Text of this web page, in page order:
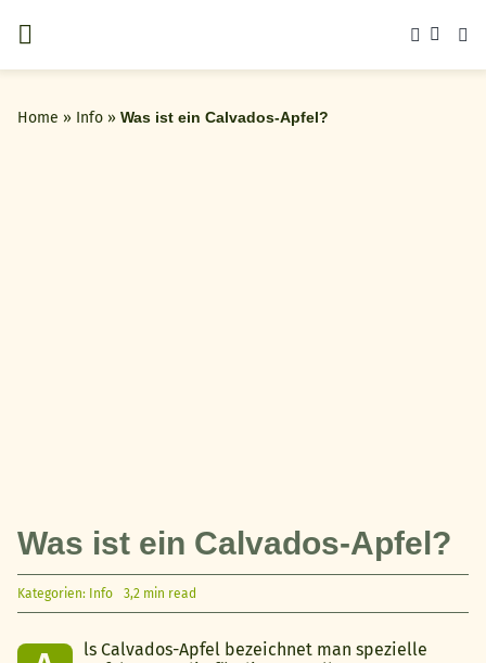
Inhalt
springen
Home » Info» Was ist ein Calvados-Apfel?
Was ist ein Calvados-Apfel?
Kategorien: Info 3,2 min read
ls Calvados-Apfel bezeichnet man spezielle